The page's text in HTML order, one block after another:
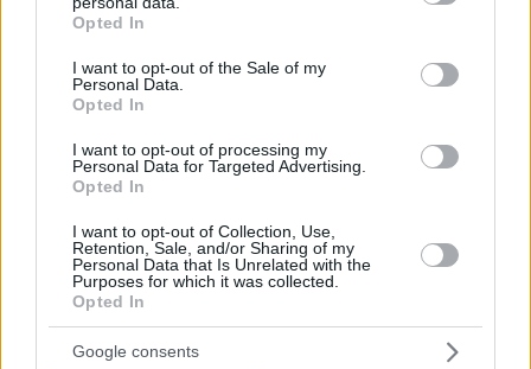
grant or deny consent to Google and its third-party tags to
use your data for below specified purposes in below Google
consent section.
Opted In
I want to opt-out of the Sale of my
Personal Data.
Opted In
I want to opt-out of processing my
Personal Data for Targeted Advertising.
Opted In
I want to opt-out of Collection, Use,
Retention, Sale, and/or Sharing of my
Personal Data that Is Unrelated with the
Purposes for which it was collected.
Opted In
Google consents
Δίκη για την Χρυσή Αυγή: Η Εισαγγελέας πρότεινε να
καταδικασθέντες - Αντιδράσεις από τον Λαγό
«Καταδικάστε μας, μη λέτε τίποτα και πηγαίνετε
στον κ. Ντογιάκο» φώναξε από το εδώλιο ο Λαγός
09.03.2026, 10:11 205